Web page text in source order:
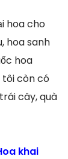
hoa cho
hoa sanh
hoa
tôi còn có
cây, quà
khai